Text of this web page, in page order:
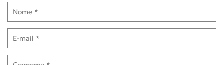
Nome
E-mail
Cognome